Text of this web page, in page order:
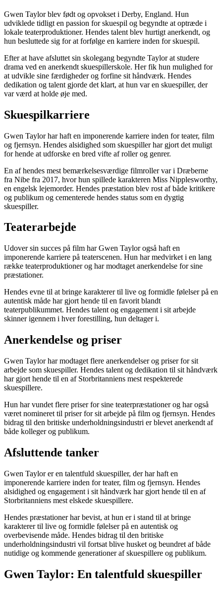
Gwen Taylor blev født og opvokset i Derby, England. Hun
udviklede tidligt en passion for skuespil og begyndte at optræde i
lokale teaterproduktioner. Hendes talent blev hurtigt anerkendt, og
hun besluttede sig for at forfølge en karriere inden for skuespil.
Efter at have afsluttet sin skolegang begyndte Taylor at studere
drama ved en anerkendt skuespillerskole. Her fik hun mulighed for
at udvikle sine færdigheder og forfine sit håndværk. Hendes
dedikation og talent gjorde det klart, at hun var en skuespiller, der
var værd at holde øje med.
Skuespilkarriere
Gwen Taylor har haft en imponerende karriere inden for teater, film
og fjernsyn. Hendes alsidighed som skuespiller har gjort det muligt
for hende at udforske en bred vifte af roller og genrer.
En af hendes mest bemærkelsesværdige filmroller var i Dræberne
fra Nibe fra 2017, hvor hun spillede karakteren Miss Nipplesworthy,
en engelsk lejemorder. Hendes præstation blev rost af både kritikere
og publikum og cementerede hendes status som en dygtig
skuespiller.
Teaterarbejde
Udover sin succes på film har Gwen Taylor også haft en
imponerende karriere på teaterscenen. Hun har medvirket i en lang
række teaterproduktioner og har modtaget anerkendelse for sine
præstationer.
Hendes evne til at bringe karakterer til live og formidle følelser på en
autentisk måde har gjort hende til en favorit blandt
teaterpublikummet. Hendes talent og engagement i sit arbejde
skinner igennem i hver forestilling, hun deltager i.
Anerkendelse og priser
Gwen Taylor har modtaget flere anerkendelser og priser for sit
arbejde som skuespiller. Hendes talent og dedikation til sit håndværk
har gjort hende til en af Storbritanniens mest respekterede
skuespillere.
Hun har vundet flere priser for sine teaterpræstationer og har også
været nomineret til priser for sit arbejde på film og fjernsyn. Hendes
bidrag til den britiske underholdningsindustri er blevet anerkendt af
både kolleger og publikum.
Afsluttende tanker
Gwen Taylor er en talentfuld skuespiller, der har haft en
imponerende karriere inden for teater, film og fjernsyn. Hendes
alsidighed og engagement i sit håndværk har gjort hende til en af
Storbritanniens mest elskede skuespillere.
Hendes præstationer har bevist, at hun er i stand til at bringe
karakterer til live og formidle følelser på en autentisk og
overbevisende måde. Hendes bidrag til den britiske
underholdningsindustri vil fortsat blive husket og beundret af både
nutidige og kommende generationer af skuespillere og publikum.
Gwen Taylor: En talentfuld skuespiller